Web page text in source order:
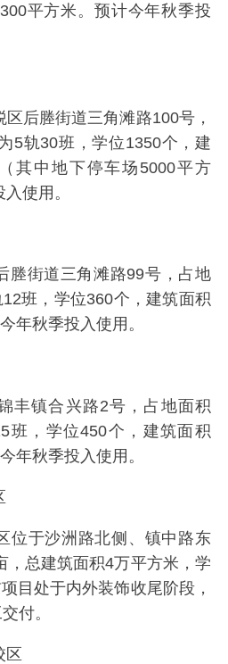
平方米。预计今年秋季投
后塍街道三角滩路100号，
5轨30班，学位1350个，建
其中地下停车场5000平方
使用。
塍街道三角滩路99号，占地
班，学位360个，建筑面积
年秋季投入使用。
丰镇合兴路2号，占地面积
班，学位450个，建筑面积
年秋季投入使用。
位于沙洲路北侧、镇中路东
，总建筑面积4万平方米，学
目处于内外装饰收尾阶段，
付。
区